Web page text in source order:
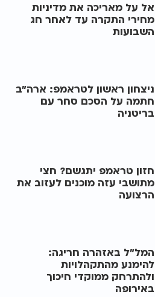
אל על מאריכה את מדיניות
מחירי התקרה עד לאחר חג
השבועות
ניצחון ראשון לטראמפ: ארה"ב
חתמה על הסכם סחר עם
בריטניה
חזון טראמפ יתגשם? חצי
מתושבי עזה מוכנים לעזוב את
הרצועה
המל"ל באזהרה חריגה:
להימנע מהתקהלויות
ולהתרחק ממוקדי חיכוך
באירופה